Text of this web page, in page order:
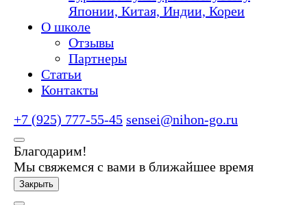
Японии, Китая, Индии, Кореи
О школе
Отзывы
Партнеры
Статьи
Контакты
+7 (925) 777-55-45 sensei@nihon-go.ru
Благодарим!
Мы свяжемся с вами в ближайшее время
Закрыть